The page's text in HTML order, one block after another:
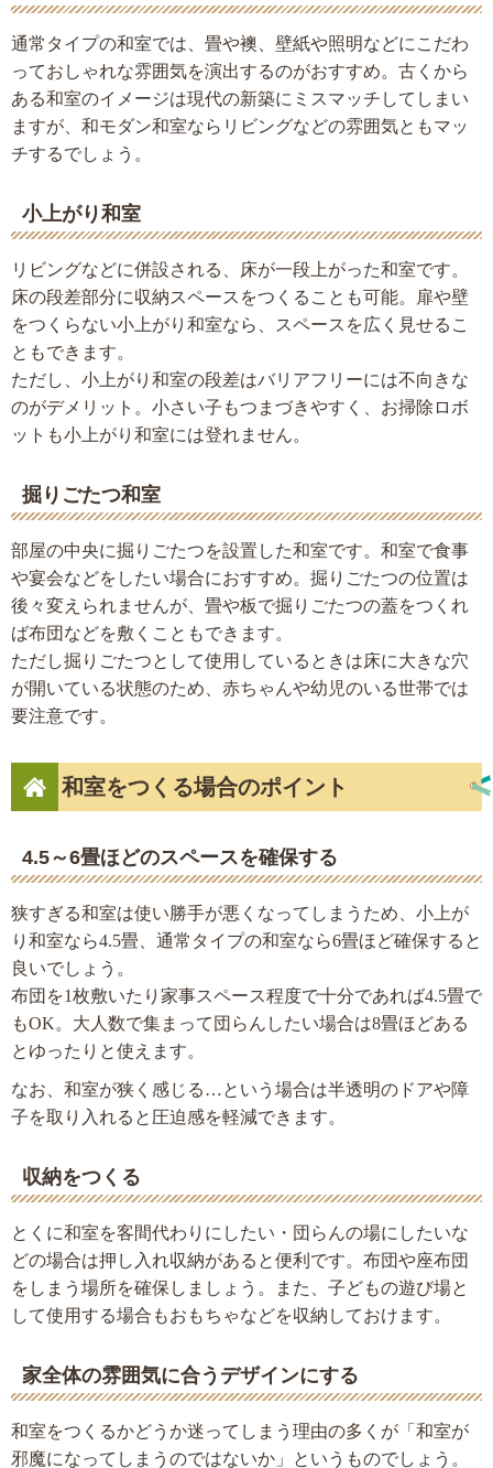
通常タイプの和室では、畳や襖、壁紙や照明などにこだわ
っておしゃれな雰囲気を演出するのがおすすめ。古くから
ある和室のイメージは現代の新築にミスマッチしてしまい
ますが、和モダン和室ならリビングなどの雰囲気ともマッ
チするでしょう。
小上がり和室
リビングなどに併設される、床が一段上がった和室です。
床の段差部分に収納スペースをつくることも可能。扉や壁
をつくらない小上がり和室なら、スペースを広く見せるこ
ともできます。
ただし、小上がり和室の段差はバリアフリーには不向きな
のがデメリット。小さい子もつまづきやすく、お掃除ロボ
ットも小上がり和室には登れません。
掘りごたつ和室
部屋の中央に掘りごたつを設置した和室です。和室で食事
や宴会などをしたい場合におすすめ。掘りごたつの位置は
後々変えられませんが、畳や板で掘りごたつの蓋をつくれ
ば布団などを敷くこともできます。
ただし掘りごたつとして使用しているときは床に大きな穴
が開いている状態のため、赤ちゃんや幼児のいる世帯では
要注意です。
和室をつくる場合のポイント
4.5～6畳ほどのスペースを確保する
狭すぎる和室は使い勝手が悪くなってしまうため、小上が
り和室なら4.5畳、通常タイプの和室なら6畳ほど確保すると
良いでしょう。
布団を1枚敷いたり家事スペース程度で十分であれば4.5畳で
もOK。大人数で集まって団らんしたい場合は8畳ほどある
とゆったりと使えます。
なお、和室が狭く感じる…という場合は半透明のドアや障
子を取り入れると圧迫感を軽減できます。
収納をつくる
とくに和室を客間代わりにしたい・団らんの場にしたいな
どの場合は押し入れ収納があると便利です。布団や座布団
をしまう場所を確保しましょう。また、子どもの遊び場と
して使用する場合もおもちゃなどを収納しておけます。
家全体の雰囲気に合うデザインにする
和室をつくるかどうか迷ってしまう理由の多くが「和室が
邪魔になってしまうのではないか」というものでしょう。